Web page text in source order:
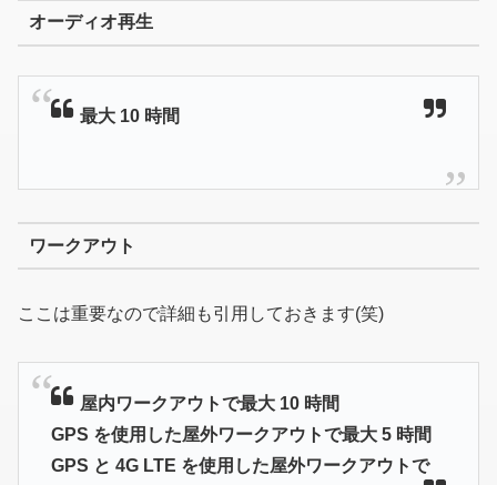
オーディオ再生
最大 10 時間
ワークアウト
ここは重要なので詳細も引用しておきます(笑)
屋内ワークアウトで最大 10 時間
GPS を使用した屋外ワークアウトで最大 5 時間
GPS と 4G LTE を使用した屋外ワークアウトで